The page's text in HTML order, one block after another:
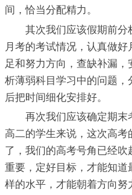
间，恰当分配精力。
其次我们应该假期前分
月考的考试情况，认真做
足和努力方向，查缺补漏
析薄弱科目学习中的问题
后把时间细化安排好。
再次我们应该确定期末
高二的学生来说，这次高
了，我们的高考号角已经
重要，定好目标，才能知
样的水平，才能朝着方向努